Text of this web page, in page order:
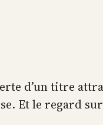
d’un titre
Et le regard